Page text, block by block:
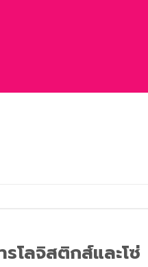
โลจิสติกส์และโซ่